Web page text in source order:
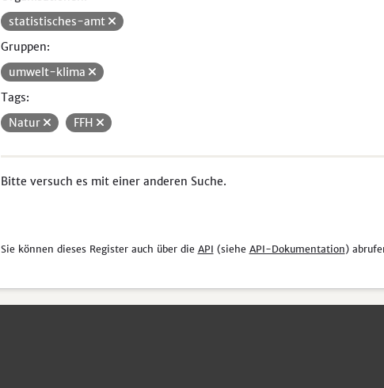
statistisches-amt
Gruppen:
umwelt-klima
Tags:
Natur
FFH
Bitte versuch es mit einer anderen Suche.
Sie können dieses Register auch über die API (siehe API-Dokumentation)